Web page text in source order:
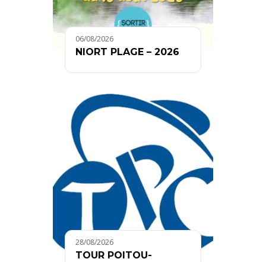
06/08/2026
NIORT PLAGE – 2026
28/08/2026
TOUR POITOU-